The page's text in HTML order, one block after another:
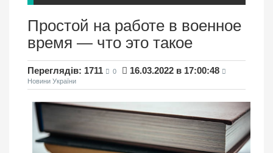
Простой на работе в военное
время — что это такое
Переглядів: 1711 0 16.03.2022 в 17:00:48
Новини України